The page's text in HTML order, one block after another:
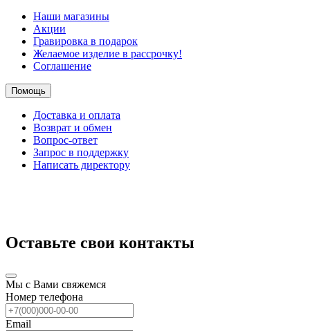
Наши магазины
Акции
Гравировка в подарок
Желаемое изделие в рассрочку!
Соглашение
Помощь
Доставка и оплата
Возврат и обмен
Вопрос-ответ
Запрос в поддержку
Написать директору
Оставьте свои контакты
Мы с Вами свяжемся
Номер телефона
Email